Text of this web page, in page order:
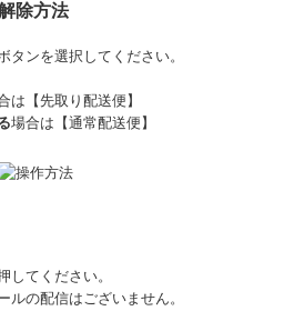
除方法
タンを選択してください。
は【先取り配送便】
場合は【通常配送便】
してください。
の配信はございません。